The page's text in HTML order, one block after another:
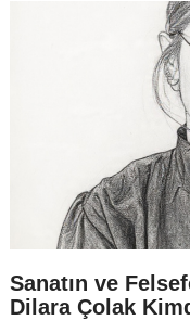
Sanatın ve
Dilara Çolak